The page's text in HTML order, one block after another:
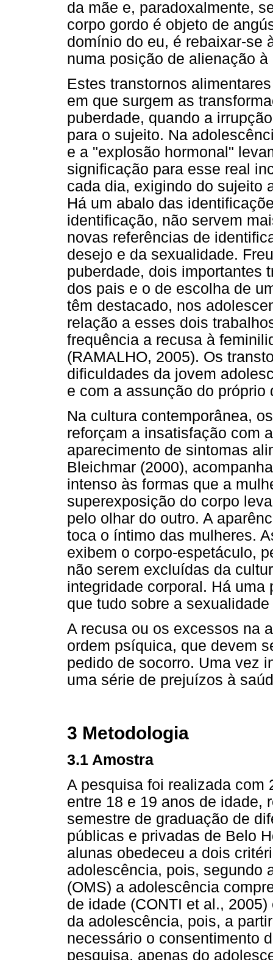
da mãe e, paradoxalmente,
corpo gordo é objeto de
domínio do eu, é rebaixar-se
numa posição de alienação à
Estes transtornos
em que surgem as
puberdade, quando a
para o sujeito. Na
e a "explosão hormonal"
significação para esse real
cada dia, exigindo do sujeito
Há um abalo das
identificação, não servem
novas referências de
desejo e da sexualidade.
puberdade, dois importantes
dos pais e o de escolha de
têm destacado, nos
relação a esses dois
frequência a recusa à
(RAMALHO, 2005). Os
dificuldades da jovem
e com a assunção do próprio
Na cultura contemporânea,
reforçam a insatisfação com
aparecimento de sintomas
Bleichmar (2000),
intenso às formas que a
superexposição do corpo
pelo olhar do outro. A
toca o íntimo das mulheres.
exibem o corpo-espetáculo,
não serem excluídas da
integridade corporal. Há
que tudo sobre a
A recusa ou os excessos na
ordem psíquica, que devem
pedido de socorro. Uma vez
uma série de prejuízos à
3 Metodologia
3.1 Amostra
A pesquisa foi realizada com
entre 18 e 19 anos de idade,
semestre de graduação de
públicas e privadas de Belo
alunas obedeceu a dois
adolescência, pois, segundo
(OMS) a adolescência
de idade (CONTI et al.,
da adolescência, pois, a
necessário o consentimento
pesquisa, apenas do